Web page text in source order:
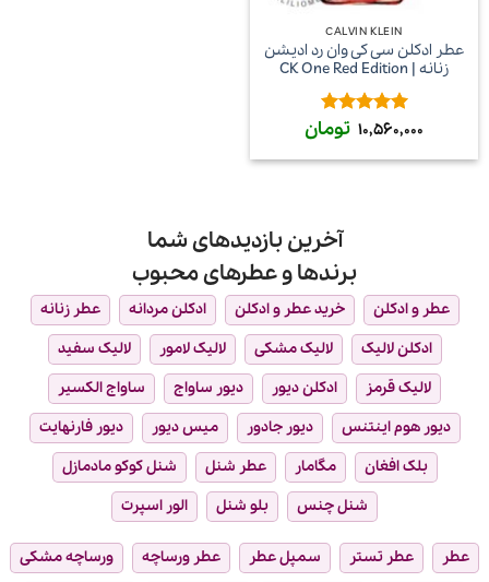
CALVIN KLEIN
عطر ادکلن سی کی وان رد ادیشن
زنانه | CK One Red Edition
امتیاز5 از 10,560,000 تومان
آخرین بازدیدهای شما
برندها و عطرهای محبوب
عطر و ادکلن خرید عطر و ادکلن ادکلن مردانه
عطر زنانه
ادکلن لالیک
لالیک مشکی لالیک لامور
لالیک سفید
لالیک قرمز
ادکلن دیور دیور ساواج
ساواج الکسیر
دیور هوم اینتنس
دیور جادور میس دیور
دیور فارنهایت
بلک افغان
مگامار عطر شنل
شنل کوکو مادمازل
شنل چنس
بلو شنل الور اسپرت
عطر عطر تستر سمپل عطر عطر ورساچه
ورساچه مشکی